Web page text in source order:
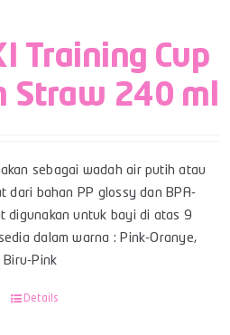
Training Cup
Straw 240 ml
sebagai wadah air putih atau
dari bahan PP glossy dan BPA-
digunakan untuk bayi di atas 9
dalam warna : Pink-Oranye,
Biru-Pink
Details